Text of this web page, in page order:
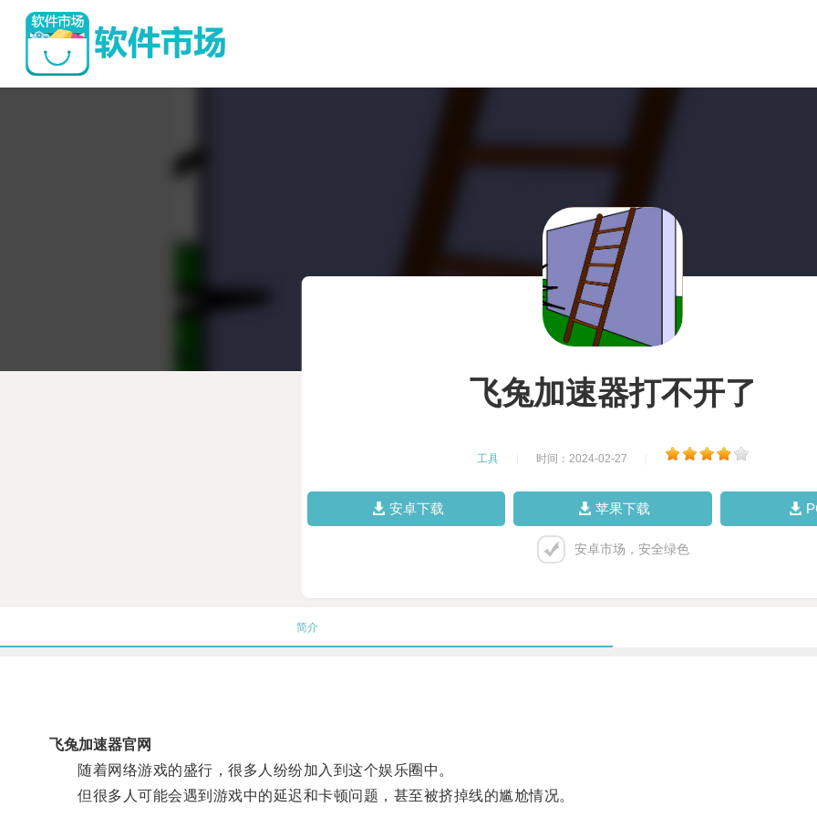
飞兔加速器打不开了
工具 时间：2024-02-27
安卓下载 苹果下载
安卓市场，安全绿色
简介
飞兔加速器官网
随着网络游戏的盛行，很多人纷纷加入到这个娱乐圈中。
但很多人可能会遇到游戏中的延迟和卡顿问题，甚至被挤掉线的尴尬情况。